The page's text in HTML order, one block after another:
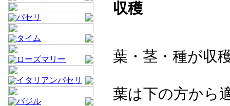
パセリ
タイム
ローズマリー
イタリアンパセリ
バジル
収穫
葉・茎・種が収
葉は下の方から